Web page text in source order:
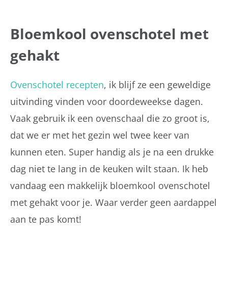
Bloemkool ovenschotel met
gehakt
Ovenschotel recepten, ik blijf ze een geweldige
uitvinding vinden voor doordeweekse dagen.
Vaak gebruik ik een ovenschaal die zo groot is,
dat we er met het gezin wel twee keer van
kunnen eten. Super handig als je na een drukke
dag niet te lang in de keuken wilt staan. Ik heb
vandaag een makkelijk bloemkool ovenschotel
met gehakt voor je. Waar verder geen aardappel
aan te pas komt!